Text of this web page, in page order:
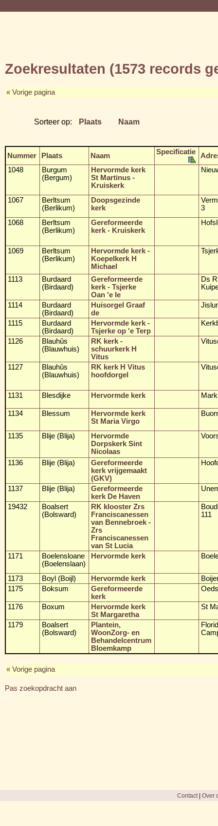
Zoekresultaten (1573 records
« Vorige pagina
Sorteer op: Plaats Naam
Nummer Plaats Naam Specificatie
1048
Burgum
(Bergum)
Hervormde kerk
St Martinus -
Kruiskerk
1067
Berltsum
(Berlikum)
Doopsgezinde
kerk
3
1068
Berltsum
(Berlikum)
Gereformeerde
kerk - Kruiskerk
1069
Berltsum
(Berlikum)
Hervormde kerk -
Koepelkerk H
Michael
1113
Burdaard
(Birdaard)
Gereformeerde
kerk - Tsjerke
Oan 'e Ie
Ds
1114
Burdaard
(Birdaard)
Huisorgel Graaf
de
1115
Burdaard
(Birdaard)
Hervormde kerk -
Tsjerke op 'e Terp
1126
Blauhûs
(Blauwhuis)
RK kerk -
schuurkerk H
Vitus
1127
Blauhûs
(Blauwhuis)
RK kerk H Vitus
hoofdorgel
1131 Blesdijke Hervormde kerk
1134 Blessum
Hervormde kerk
St Maria Virgo
1135 Blije (Blija)
Hervormde
Dorpskerk Sint
Nicolaas
1136 Blije (Blija)
Gereformeerde
kerk vrijgemaakt
(GKV)
1137 Blije (Blija)
Gereformeerde
kerk De Haven
19432
Boalsert
(Bolsward)
RK klooster Zrs
Franciscanessen
van Bennebroek -
Zrs
Franciscanessen
van St Lucia
111
1171
Boelensloane
(Boelenslaan)
Hervormde kerk
1173 Boyl (Boijl) Hervormde kerk
1175
Boksum
Gereformeerde
kerk
1176 Boxum
Hervormde kerk
St Margaretha
St
1179
Boalsert
(Bolsward)
Plantein,
WoonZorg- en
Behandelcentrum
Bloemkamp
« Vorige pagina
Pas zoekopdracht aan
Contact| Over